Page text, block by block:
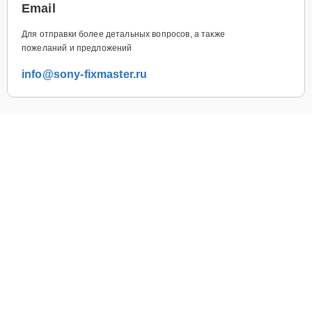
Email
Для отправки более детальных вопросов, а также
пожеланий и предложений
info@sony-fixmaster.ru